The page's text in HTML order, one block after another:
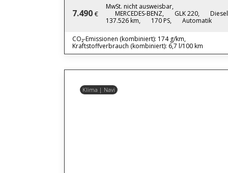
7.490 €
MwSt. nicht ausweisbar,
MERCEDES-BENZ,
GLK 220,
137.526 km,
170 PS, Automatik
CO₂-Emissionen (kombiniert): 174 g/km,
Kraftstoffverbrauch (kombiniert): 6,7 l/100 km
Klima | Navi